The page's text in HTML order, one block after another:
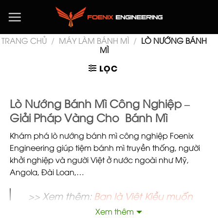
đến
dung
TRANG CHỦ / MÁY LÀM BÁNH MÌ / LÒ NƯỚNG BÁNH
MÌ
LỌC
Lò Nướng Bánh Mì Công Nghiệp –
Giải Pháp Vàng Cho Bánh Mì
Khám phá lò nướng bánh mì công nghiệp Foenix
Engineering giúp tiệm bánh mì truyền thống, người
khởi nghiệp và người Việt ở nước ngoài như Mỹ,
Angola, Đài Loan,…
>> Xem thêm: Bạn là Việt Kiều muốn
mở tiệm? Hãy học làm bánh mì ngay
Xem thêm